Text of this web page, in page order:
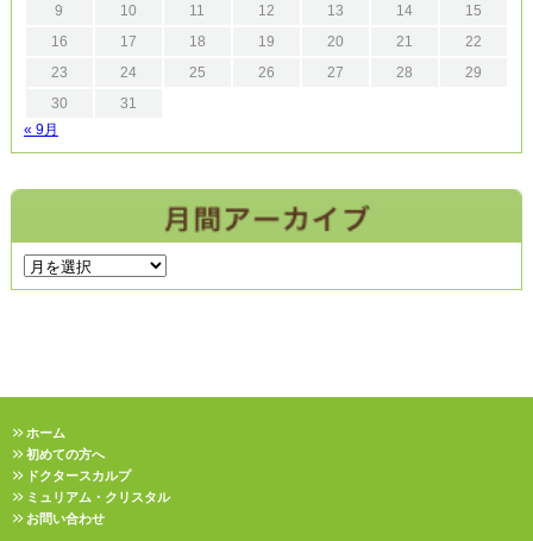
9
10 11 12 13 14
15
16
17 18 19 20 21
22
23
24 25 26 27 28
29
30
31
« 9月
ホーム
初めての方へ
ドクタースカルプ
ミュリアム・クリスタル
お問い合わせ